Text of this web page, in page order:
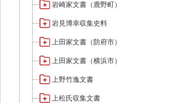
岩崎家文書（鹿野町）
岩見博幸収集史料
上田家文書（防府市）
上田家文書（横浜市）
上野竹逸文書
上松氏収集文書